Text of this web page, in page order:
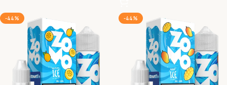
-44% -44%